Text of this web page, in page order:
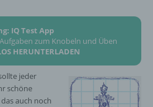
IQ Test App
zum Knobeln und Üben
HERUNTERLADEN
jeder
schöne
auch noch